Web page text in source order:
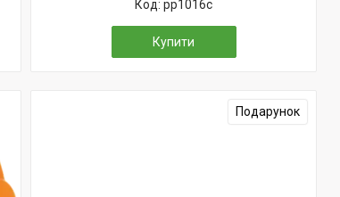
pp1016c
Купити
Подарунок